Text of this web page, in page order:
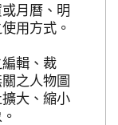
月曆、明
用方式。
輯、裁
之人物圖
大、縮小